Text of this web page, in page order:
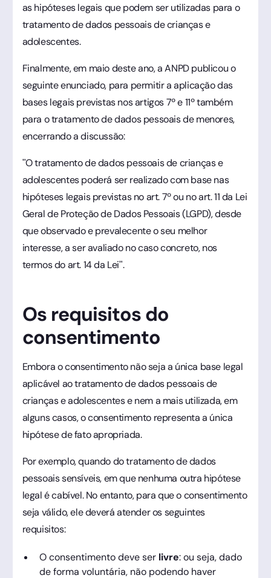
as hipóteses legais que podem ser utilizadas para o
tratamento de dados pessoais de crianças e
adolescentes.
Finalmente, em maio deste ano, a ANPD publicou o
seguinte enunciado, para permitir a aplicação das
bases legais previstas nos artigos 7º e 11º também
para o tratamento de dados pessoais de menores,
encerrando a discussão:
"O tratamento de dados pessoais de crianças e
adolescentes poderá ser realizado com base nas
hipóteses legais previstas no art. 7º ou no art. 11 da Lei
Geral de Proteção de Dados Pessoais (LGPD), desde
que observado e prevalecente o seu melhor
interesse, a ser avaliado no caso concreto, nos
termos do art. 14 da Lei".
Os requisitos do
consentimento
Embora o consentimento não seja a única base legal
aplicável ao tratamento de dados pessoais de
crianças e adolescentes e nem a mais utilizada, em
alguns casos, o consentimento representa a única
hipótese de fato apropriada.
Por exemplo, quando do tratamento de dados
pessoais sensíveis, em que nenhuma outra hipótese
legal é cabível. No entanto, para que o consentimento
seja válido, ele deverá atender os seguintes
requisitos:
O consentimento deve serlivre: ou seja, dado
de forma voluntária, não podendo haver